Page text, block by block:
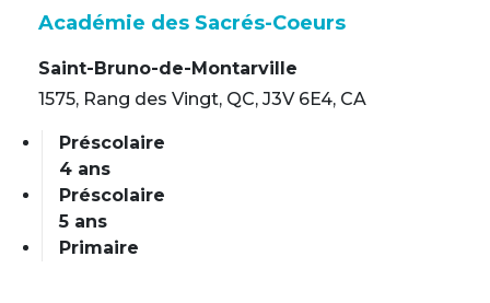
Académie des Sacrés-Coeurs
Saint-Bruno-de-Montarville
1575, Rang des Vingt, QC, J3V 6E4, CA
Préscolaire
4 ans
Préscolaire
5 ans
Primaire